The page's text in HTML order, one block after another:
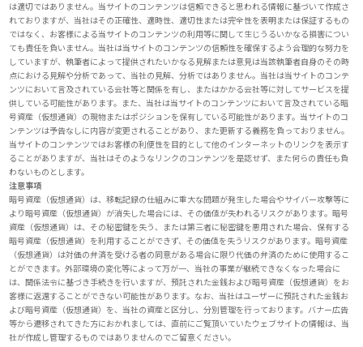
は適切ではありません。当サイトのコンテンツは信頼できると思われる情報に基づいて作成さ
れておりますが、当社はその正確性、適時性、適切性または完全性を表明または保証するもの
ではなく、お客様による当サイトのコンテンツの利用等に関して生じうるいかなる損害につい
ても責任を負いません。当社は当サイトのコンテンツの信頼性を確保するよう合理的な努力を
していますが、執筆者によって提供されたいかなる見解または意見は当該執筆者自身のその時
点における見解や分析であって、当社の見解、分析ではありません。当社は当サイトのコンテ
ンツにおいて言及されている会社等と関係を有し、またはかかる会社等に対してサービスを提
供している可能性があります。また、当社は当サイトのコンテンツにおいて言及されている暗
号資産（仮想通貨）の現物またはポジションを保有している可能性があります。当サイトのコ
ンテンツは予告なしに内容が変更されることがあり、また更新する義務を負っておりません。
当サイトのコンテンツではお客様の利便性を目的として他のインターネットのリンクを表示す
ることがありますが、当社はそのようなリンクのコンテンツを是認せず、また何らの責任も負
わないものとします。
注意事項
暗号資産（仮想通貨）は、移転記録の仕組みに重大な問題が発生した場合やサイバー攻撃等に
より暗号資産（仮想通貨）が消失した場合には、その価値が失われるリスクがあります。暗号
資産（仮想通貨）は、その秘密鍵を失う、または第三者に秘密鍵を悪用された場合、保有する
暗号資産（仮想通貨）を利用することができず、その価値を失うリスクがあります。暗号資産
（仮想通貨）は対価の弁済を受ける者の同意がある場合に限り代価の弁済のために使用するこ
とができます。外部環境の変化等によって万が一、当社の事業が継続できなくなった場合に
は、関係法令に基づき手続きを行いますが、預託された金銭および暗号資産（仮想通貨）をお
客様に返還することができない可能性があります。なお、当社はユーザーに預託された金銭お
よび暗号資産（仮想通貨）を、当社の資産と区分し、分別管理を行っております。バナー広告
等から遷移されてきた方におかれましては、直前にご覧頂いていたウェブサイトの情報は、当
社が作成し管理するものではありませんのでご留意ください。